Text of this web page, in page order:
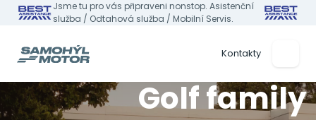
Jsme tu pro vás připraveni nonstop. Asistenční
služba / Odtahová služba / Mobilní Servis.
Kontakty
Golf family